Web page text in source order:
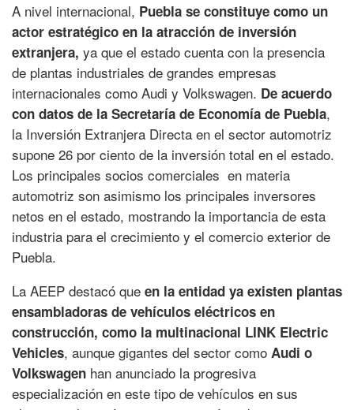
A nivel internacional, Puebla se constituye como un
actor estratégico en la atracción de inversión
extranjera, ya que el estado cuenta con la presencia
de plantas industriales de grandes empresas
internacionales como Audi y Volkswagen. De acuerdo
con datos de la Secretaría de Economía de Puebla,
la Inversión Extranjera Directa en el sector automotriz
supone 26 por ciento de la inversión total en el estado.
Los principales socios comerciales en materia
automotriz son asimismo los principales inversores
netos en el estado, mostrando la importancia de esta
industria para el crecimiento y el comercio exterior de
Puebla.
La AEEP destacó que en la entidad ya existen plantas
ensambladoras de vehículos eléctricos en
construcción, como la multinacional LINK Electric
Vehicles, aunque gigantes del sector como Audi o
Volkswagen han anunciado la progresiva
especialización en este tipo de vehículos en sus